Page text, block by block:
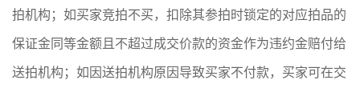
拍机构；如买家竞拍不买，扣除其参拍时锁定的对应拍品的
保证金同等金额且不超过成交价款的资金作为违约金赔付给
送拍机构；如因送拍机构原因导致买家不付款，买家可在交